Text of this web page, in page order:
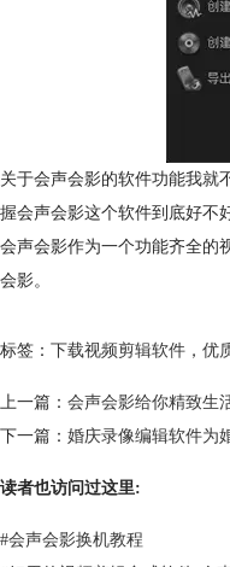
关于会声会影的软件功能我就
握会声会影这个软件到底好不
会声会影作为一个功能齐全的
会影。
标签： 下载视频剪辑软件 ， 优
上一篇： 会声会影给你精致生
下一篇： 婚庆录像编辑软件为
读者也访问过这里:
#会声会影换机教程